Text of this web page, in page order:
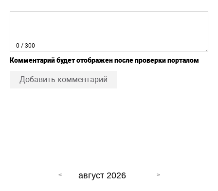
0 / 300
Комментарий будет отображен после проверки порталом
Добавить комментарий
август 2026